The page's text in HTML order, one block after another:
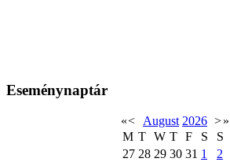
Eseménynaptár
«< August 2026 >»
M T W T F S
S
27 28 29 30 31 1
2